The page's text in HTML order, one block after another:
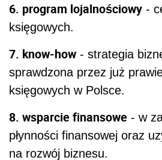
6. program lojalnościowy -
księgowych.
7. know-how - strategia
sprawdzona przez już
księgowych w Polsce.
8. wsparcie finansowe - w
płynności finansowej oraz
na rozwój biznesu.